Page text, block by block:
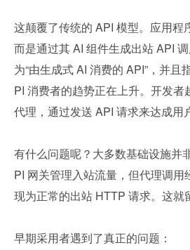
这颠覆了传统的 API 模型。应用程
而是通过其 AI 组件生成出站 API
为“由生成式 AI 消费的 API”，并且
PI 消费者的趋势正在上升。开发者
代理，通过发送 API 请求来达成用
有什么问题呢？大多数基础设施并
PI 网关管理入站流量，但代理调用
现为正常的出站 HTTP 请求。这就
早期采用者遇到了真正的问题：